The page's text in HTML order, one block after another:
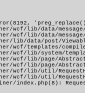
wcf/lib/data/
wcf/lib/data/
lib/data/post/
wcf/templates/
wcf/lib/system/
wcf/lib/page/
wcf/lib/page/
wcf/lib/util/
wcf/lib/util/
index.php(8):